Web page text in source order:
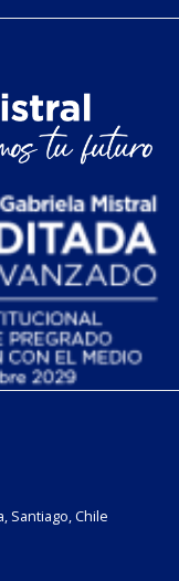
Santiago, Chile